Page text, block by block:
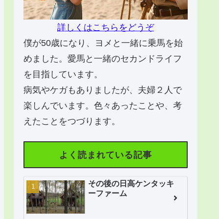
詳しくはこちらをどうぞ
僕が50歳になり、ヨメと一緒に乗馬を始
めました。愛馬と一緒のセカンドライフ
を目指しています。
病気やケガもありましたが、夫婦２人で
楽しんでいます。色々あったことや、考
えたことをつづります。
よく読まれている記事
その後の日高ケンタッキ
ーファーム